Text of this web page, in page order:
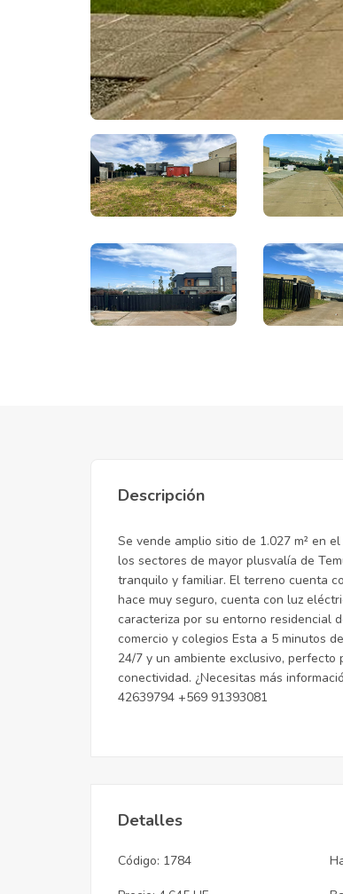
Descripción
Se vende amplio sitio de 1.027 m² en
los sectores de mayor plusvalía de
tranquilo y familiar. El terreno cuenta
hace muy seguro, cuenta con luz
caracteriza por su entorno residencial
comercio y colegios Esta a 5 minutos
24/7 y un ambiente exclusivo,
conectividad. ¿Necesitas más
42639794 +569 91393081
Detalles
Código: 1784